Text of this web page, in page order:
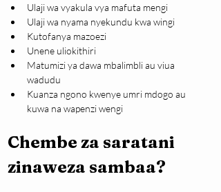
Ulaji wa vyakula vya mafuta mengi
Ulaji wa nyama nyekundu kwa wingi
Kutofanya mazoezi
Unene uliokithiri
Matumizi ya dawa mbalimbli au viua
wadudu
Kuanza ngono kwenye umri mdogo au
kuwa na wapenzi wengi
Chembe za saratani
zinaweza sambaa?